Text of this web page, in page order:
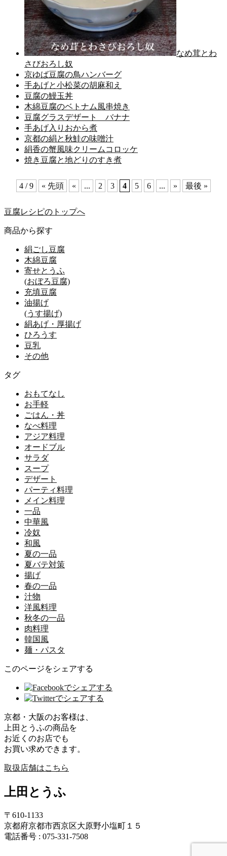
なめ茸とわ
さびおろし奴
京ゆば豆腐の鳥ハンバーグ
手あげと小松菜の胡麻和え
豆腐の鰻玉丼
木綿豆腐のベトナム風串焼き
豆腐グラスデザート バナナ
手あげ入りおから煮
京都の絹と秋鮭の味噌汁
絹香の蟹風味クリームコロッケ
焼き豆腐と地どりのすき煮
4 / 9 « 先頭 « ... 2 3 4 5 6 ... » 最後 »
豆腐レシピのトップへ
商品から探す
絹ごし豆腐
木綿豆腐
寄せとうふ
(おぼろ豆腐)
充填豆腐
油揚げ
(うす揚げ)
絹あげ・厚揚げ
ひろうす
豆乳
その他
タグ
おもてなし
お手軽
ごはん・丼
なべ料理
アジア料理
オードブル
サラダ
スープ
デザート
パーティ料理
メイン料理
一品
中華風
冷奴
和風
夏の一品
夏バテ対策
揚げ
春の一品
汁物
洋風料理
秋冬の一品
肉料理
韓国風
麺・パスタ
このページをシェアする
京都・大阪のお客様は、
上田とうふの商品を
お近くのお店でも
お買い求めできます。
取扱店舗はこちら
上田とうふ
〒610-1133
京都府京都市西京区大原野小塩町１５
電話番号 : 075-331-7508